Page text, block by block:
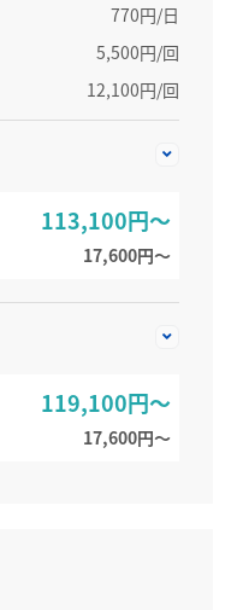
770円/日
5,500円/回
12,100円/回
113,100円～
17,600円〜
119,100円～
17,600円〜